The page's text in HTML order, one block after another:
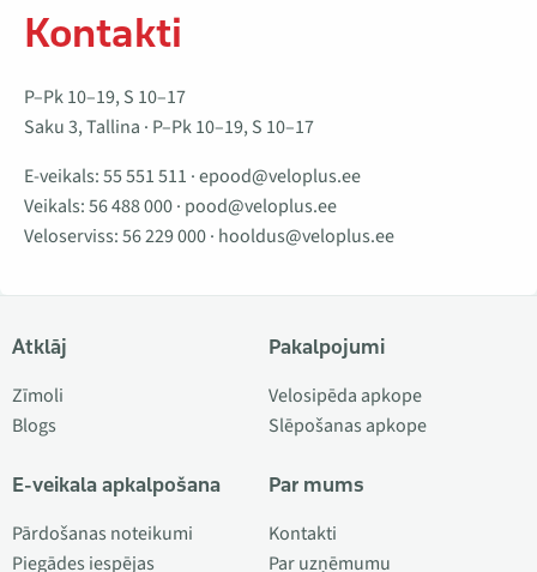
Kontakti
P–Pk 10–19, S 10–17
Saku 3, Tallina · P–Pk 10–19, S 10–17
E-veikals:55 551 511 ·epood@veloplus.ee
Veikals:56 488 000· pood@veloplus.ee
Veloserviss:56 229 000· hooldus@veloplus.ee
Atklāj
Zīmoli
Blogs
E-veikala apkalpošana
Pārdošanas noteikumi
Piegādes iespējas
Pakalpojumi
Velosipēda apkope
Slēpošanas apkope
Par mums
Kontakti
Par uzņēmumu